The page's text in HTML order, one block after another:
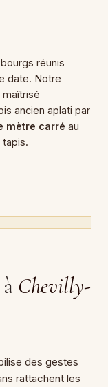
réunis
date. Notre
ancien aplati par
mètre carré au
tapis.
Chevilly-
des gestes
rattachent les